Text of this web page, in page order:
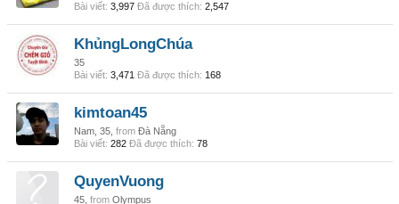
Bài viết: 3,997 Đã được thích: 2,547
KhủngLongChúa
35
Bài viết: 3,471 Đã được thích: 168
kimtoan45
Nam, 35, from Đà Nẵng
Bài viết: 282 Đã được thích: 78
QuyenVuong
45, from Olympus